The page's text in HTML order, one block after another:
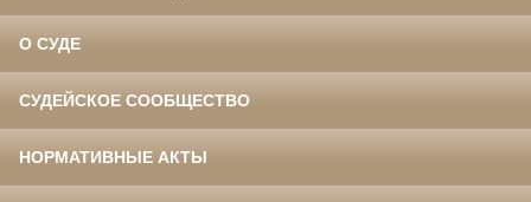
О СУДЕ
СУДЕЙСКОЕ СООБЩЕСТВО
НОРМАТИВНЫЕ АКТЫ